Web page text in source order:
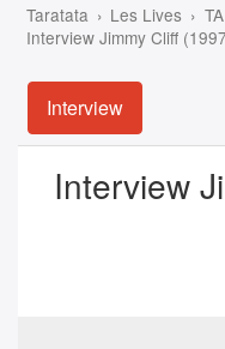
Taratata Les Lives
Interview Jimmy Cliff
Interview
Interview